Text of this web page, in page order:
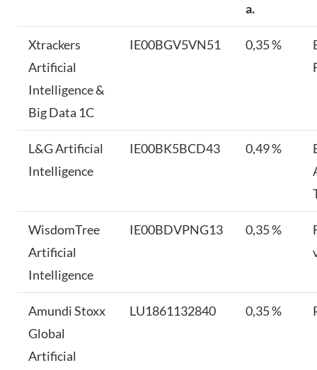
a.
Xtrackers
Artificial
Intelligence &
Big Data 1C
IE00BGV5VN51 0,35 %
L&G Artificial
Intelligence
IE00BK5BCD43 0,49 %
WisdomTree
Artificial
Intelligence
IE00BDVPNG13 0,35 %
Amundi Stoxx
Global
Artificial
LU1861132840 0,35 %